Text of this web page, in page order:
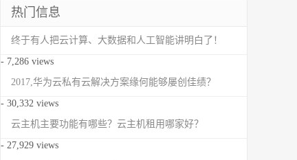
热门信息
终于有人把云计算、大数据和人工智能讲明白了！
- 7,286 views
2017,华为云私有云解决方案缘何能够屡创佳绩？
- 30,332 views
云主机主要功能有哪些？云主机租用哪家好？
- 27,929 views